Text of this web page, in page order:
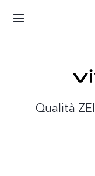
Qualità